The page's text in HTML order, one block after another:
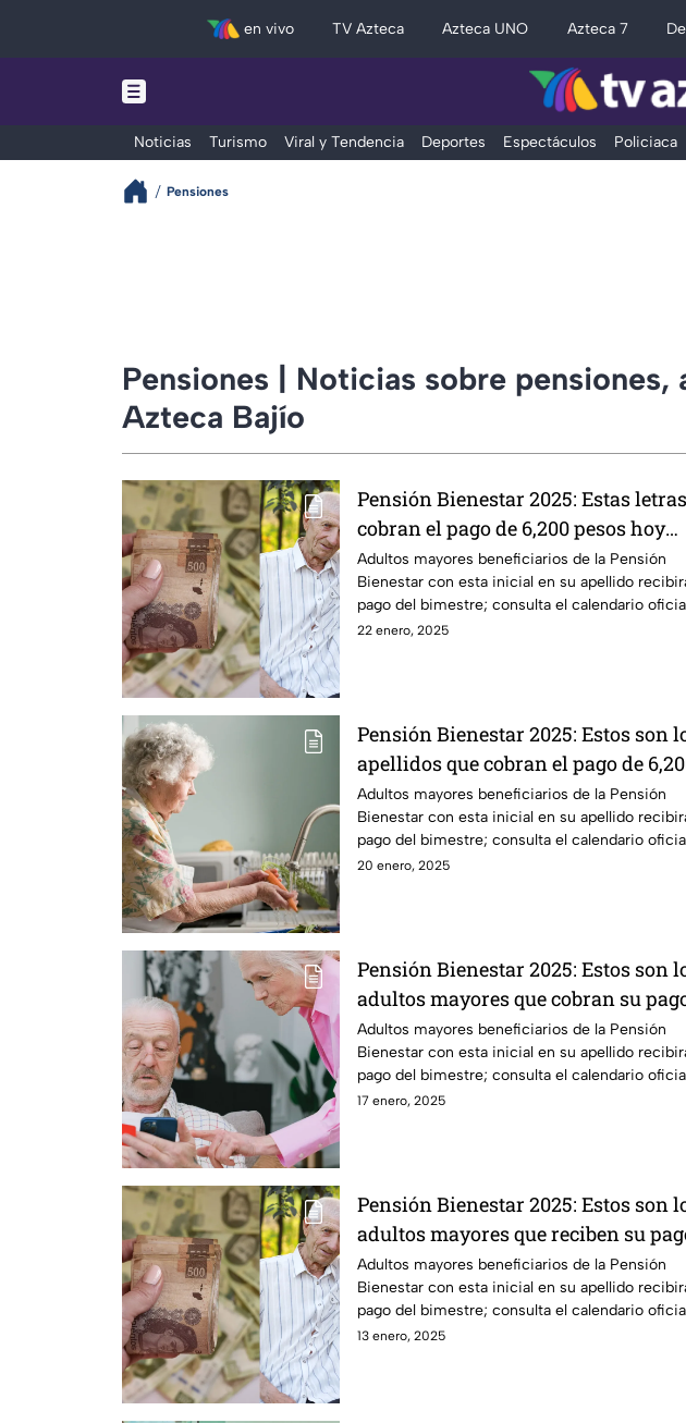
en vivo TV Azteca Azteca UNO Azteca 7
Noticias Turismo Viral y Tendencia Deportes Espectáculos Policiaca
Pensiones
Pensiones | Noticias sobre
Azteca Bajío
Pensión Bienestar 2025: Estas letras
cobran el pago de 6,200 pesos hoy
miércoles 22 de enero en Guanajuato
Adultos mayores beneficiarios de la Pensión
Bienestar con esta inicial en su apellido
pago del bimestre; consulta el calendario
aquí.
22 enero, 2025
Pensión Bienestar 2025: Estos son
apellidos que cobran el pago de
pesos hoy lunes 20 de enero
Adultos mayores beneficiarios de la Pensión
Bienestar con esta inicial en su apellido
pago del bimestre; consulta el calendario
aquí.
20 enero, 2025
Pensión Bienestar 2025: Estos son
adultos mayores que cobran su
hoy 17 de enero
Adultos mayores beneficiarios de la Pensión
Bienestar con esta inicial en su apellido
pago del bimestre; consulta el calendario
aquí.
17 enero, 2025
Pensión Bienestar 2025: Estos son
adultos mayores que reciben su
hoy 13 de enero
Adultos mayores beneficiarios de la Pensión
Bienestar con esta inicial en su apellido
pago del bimestre; consulta el calendario
aquí.
13 enero, 2025